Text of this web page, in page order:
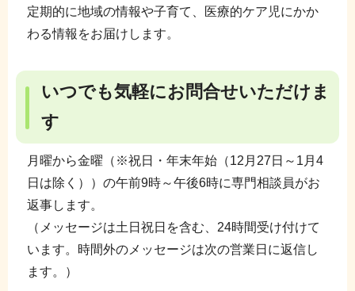
定期的に地域の情報や子育て、医療的ケア児にかか
わる情報をお届けします。
いつでも気軽にお問合せいただけま
す
月曜から金曜（※祝日・年末年始（12月27日～1月4
日は除く））の午前9時～午後6時に専門相談員がお
返事します。
（メッセージは土日祝日を含む、24時間受け付けて
います。時間外のメッセージは次の営業日に返信し
ます。）